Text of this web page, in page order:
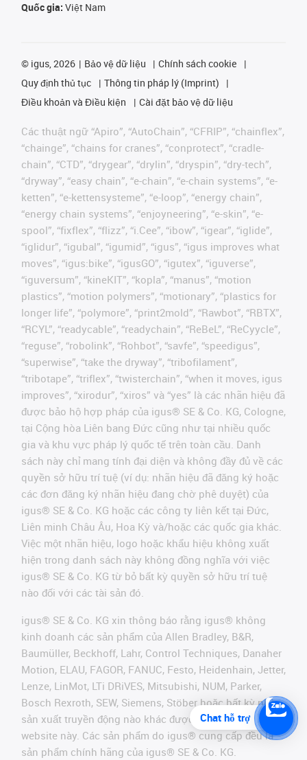
Quốc gia: Việt Nam
© igus, 2026 Bảo vệ dữ liệu
Chính sách cookie
Quy định thủ tục
Thông tin pháp lý (Imprint)
Điều khoản và Điều kiện
Cài đặt bảo vệ dữ liệu
Các thuật ngữ “Apiro”, “AutoChain”, “CFRIP”, “chainflex”,
“chainge”, “chains for cranes”, “conprotect”, “cradle-
chain”, “CTD”, “drygear”, “drylin”, “dryspin”, “dry-tech”,
“dryway”, “easy chain”, “e-chain”, “e-chain systems”, “e-
ketten”, “e-kettensysteme”, “e-loop”, “energy chain”,
“energy chain systems”, “enjoyneering”, “e-skin”, “e-
spool”, “fixflex”, “flizz”, “i.Cee”, “ibow”, “igear”, “iglide”,
“iglidur”, “igubal”, “igumid”, “igus”, “igus improves what
moves”, “igus:bike”, “igusGO”, “igutex”, “iguverse”,
“iguversum”, “kineKIT”, “kopla”, “manus”, “motion
plastics”, “motion polymers”, “motionary”, “plastics for
longer life”, “polymore”, “print2mold”, “Rawbot”, “RBTX”,
“RCYL”, “readycable”, “readychain”, “ReBeL”, “ReCyycle”,
“reguse”, “robolink”, “Rohbot”, “savfe”, “speedigus”,
“superwise”, “take the dryway”, “tribofilament”,
“tribotape”, “triflex”, “twisterchain”, “when it moves, igus
improves”, “xirodur”, “xiros” và “yes” là các nhãn hiệu đã
được bảo hộ hợp pháp của igus® SE & Co. KG, Cologne,
tại Cộng hòa Liên bang Đức cũng như tại nhiều quốc
gia và khu vực pháp lý quốc tế trên toàn cầu. Danh
sách này chỉ mang tính đại diện và không đầy đủ về các
quyền sở hữu trí tuệ (ví dụ: nhãn hiệu đã đăng ký hoặc
các đơn đăng ký nhãn hiệu đang chờ phê duyệt) của
igus® SE & Co. KG hoặc các công ty liên kết tại Đức,
Liên minh Châu Âu, Hoa Kỳ và/hoặc các quốc gia khác.
Việc một nhãn hiệu, logo hoặc khẩu hiệu không xuất
hiện trong danh sách này không đồng nghĩa với việc
igus® SE & Co. KG từ bỏ bất kỳ quyền sở hữu trí tuệ
nào đối với các tài sản đó.
igus® SE & Co. KG xin thông báo rằng igus® không
kinh doanh các sản phẩm của Allen Bradley, B&R,
Baumüller, Beckhoff, Lahr, Control Techniques, Danaher
Motion, ELAU, FAGOR, FANUC, Festo, Heidenhain, Jetter,
Lenze, LinMot, LTi DRiVES, Mitsubishi, NUM, Parker,
Bosch Rexroth, SEW, Siemens, Stöber hoặc bất kỳ nhà
sản xuất truyền động nào khác được đề cập trên
website này. Các sản phẩm do igus® cung cấp đều là
sản phẩm chính hãng của igus® SE & Co. KG.
Chat hỗ trợ